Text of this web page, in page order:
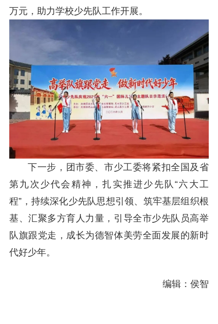
万元，助力学校少先队工作开展。
下一步，团市委、市少工委将紧扣全国及省
第九次少代会精神，扎实推进少先队“六大工
程”，持续深化少先队思想引领、筑牢基层组织根
基、汇聚多方育人力量，引导全市少先队员高举
队旗跟党走，成长为德智体美劳全面发展的新时
代好少年。
编辑：侯智